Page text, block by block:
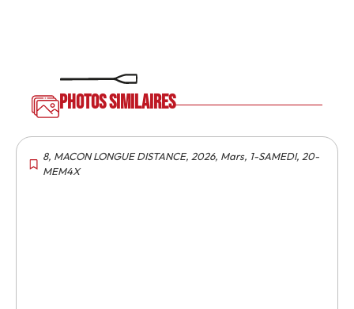
Photos similaires
8, MACON LONGUE DISTANCE, 2026, Mars, 1-SAMEDI, 20-
MEM4X